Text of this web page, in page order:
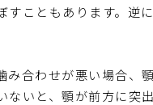
こともあります。逆
合わせが悪い場合、
いと、顎が前方に突